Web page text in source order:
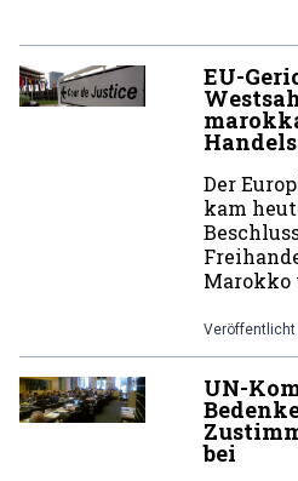
EU-
Der
kam
Marokko
Veröffentlicht
UN-
bei